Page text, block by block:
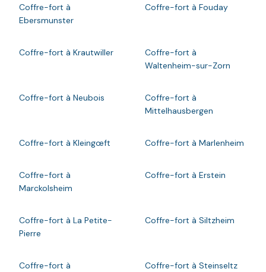
Coffre-fort à
Ebersmunster
Coffre-fort à Fouday
Coffre-fort à Krautwiller
Coffre-fort à
Waltenheim-sur-Zorn
Coffre-fort à Neubois
Coffre-fort à
Mittelhausbergen
Coffre-fort à Kleingœft Coffre-fort à Marlenheim
Coffre-fort à
Marckolsheim
Coffre-fort à Erstein
Coffre-fort à La Petite-
Pierre
Coffre-fort à Siltzheim
Coffre-fort à
Coffre-fort à Steinseltz